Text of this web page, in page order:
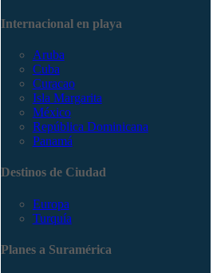
Internacional en playa
Aruba
Cuba
Curacao
Isla Margarita
México
República Dominicana
Panamá
Destinos de Ciudad
Europa
Turquía
Planes a Suramérica